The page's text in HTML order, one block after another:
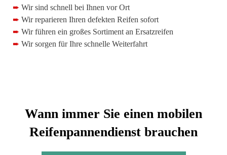
➨ Wir sind schnell bei Ihnen vor Ort
➨ Wir reparieren Ihren defekten Reifen sofort
➨ Wir führen ein großes Sortiment an Ersatzreifen
➨ Wir sorgen für Ihre schnelle Weiterfahrt
Wann immer Sie einen mobilen
Reifenpannendienst brauchen